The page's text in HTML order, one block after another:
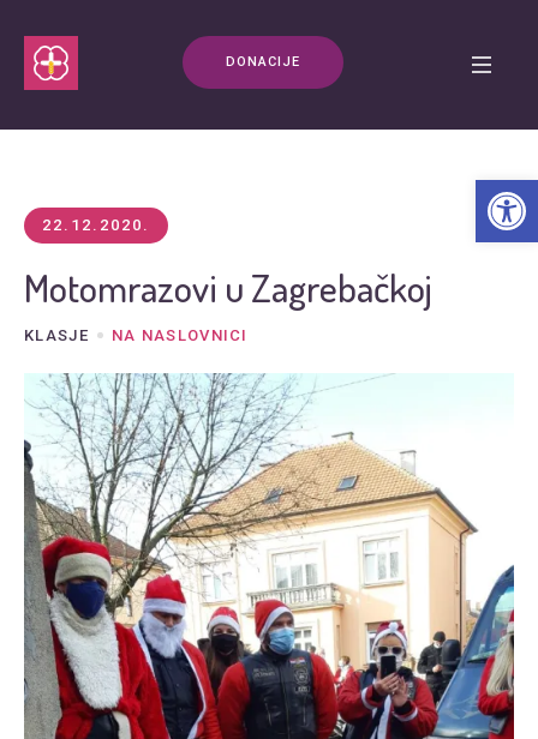
DONACIJE
22.12.2020.
Motomrazovi u Zagrebačkoj
KLASJE NA NASLOVNICI